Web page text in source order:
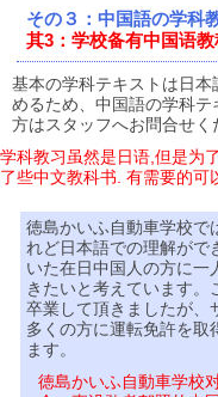
その３：中国語の学科
其3：学校备有中国语
基本の学科テキストは日
めるため、中国語の学科
方はスタッフへお問合せく
学科教习虽然是日语,但是为
了些中文教科书. 有需要的可
徳島かいふ自動車学校で
れど日本語での理解がで
いた在日中国人の方に一
きたいと考えています。
卒業して頂きましたが、
多くの方に運転免許を取
ます。
徳島かいふ自動車学校